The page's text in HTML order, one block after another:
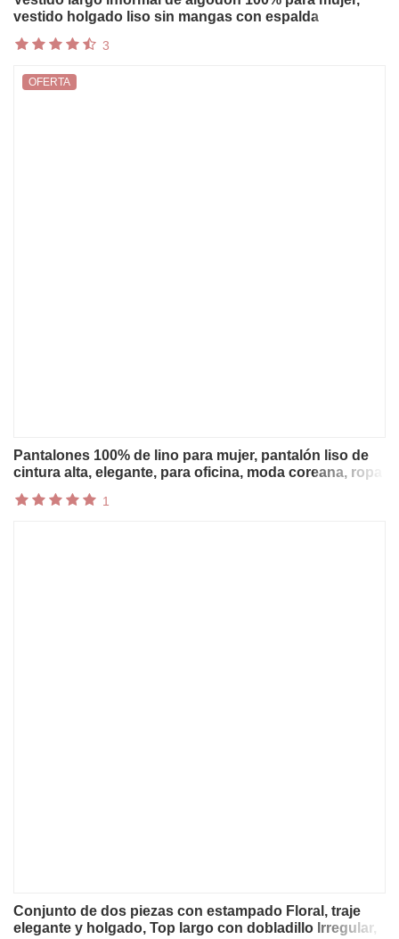
vestido holgado liso sin mangas con espalda
Vestidos
3
Pantalones 100% de lino para mujer, pantalón liso de
cintura alta, elegante, para oficina, moda coreana, ropa
OFERTA
1
Conjunto de dos piezas con estampado Floral, traje
elegante y holgado, Top largo con dobladillo Irregular,